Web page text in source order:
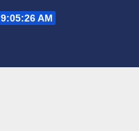
9:05:27 AM